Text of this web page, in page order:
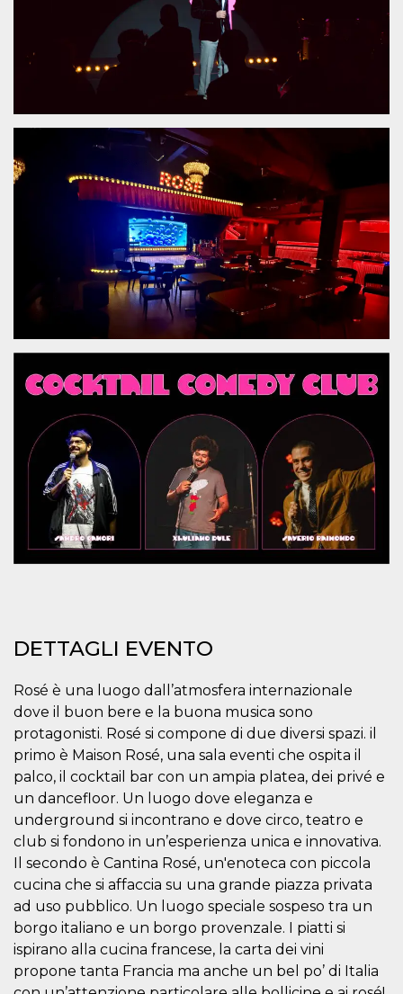
DETTAGLI EVENTO
Rosé è una luogo dall’atmosfera internazionale
dove il buon bere e la buona musica sono
protagonisti. Rosé si compone di due diversi spazi. il
primo è Maison Rosé, una sala eventi che ospita il
palco, il cocktail bar con un ampia platea, dei privé e
un dancefloor. Un luogo dove eleganza e
underground si incontrano e dove circo, teatro e
club si fondono in un’esperienza unica e innovativa.
Il secondo è Cantina Rosé, un'enoteca con piccola
cucina che si affaccia su una grande piazza privata
ad uso pubblico. Un luogo speciale sospeso tra un
borgo italiano e un borgo provenzale. I piatti si
ispirano alla cucina francese, la carta dei vini
propone tanta Francia ma anche un bel po’ di Italia
passed. It is
used to no
captcha or
required to
wordpress_test_cookie
Automattic
Inc.
.oooh.events
Sessione
verifica che il
browser accetti i
cookie.
PHP.net
oooh.events
Sessione
Cookie
generato da
applicazioni
basate sul
linguaggio PHP.
Si tratta di un
identificatore
generico
utilizzato per
mantenere le
sessione utente.
Normalmente è
generato in
modo casuale, il
modo in cui
viene utilizzato
può essere
specifico per il
sito, ma un
buon esempio è
mantenere uno
stato di accesso
per un utente
tra le pagine.
dei pagamenti,
facilitando la
dei contenuti
sul browser per
rendere le
pagine più
veloci.
CookieScriptConsent
CookieScript
oooh.events
4
settimane
2 giorni
Questo cookie
dal servizio
Script.com per
ricordare le
preferenze di
consenso sui
cookie dei
visitatori. È
necessario che il
banner dei
cookie di
Cookie-
Script.com
funzioni